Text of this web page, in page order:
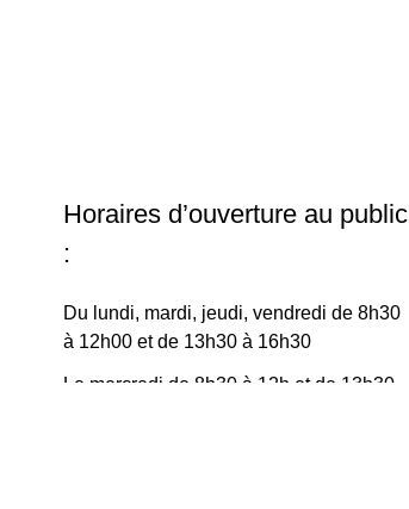
Horaires d’ouverture au public
:
Du lundi, mardi, jeudi, vendredi de 8h30
à 12h00 et de 13h30 à 16h30
Le mercredi de 8h30 à 12h et de 13h30